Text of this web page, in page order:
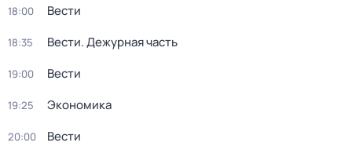
18:00 Вести
18:35 Вести. Дежурная часть
19:00 Вести
19:25 Экономика
20:00 Вести